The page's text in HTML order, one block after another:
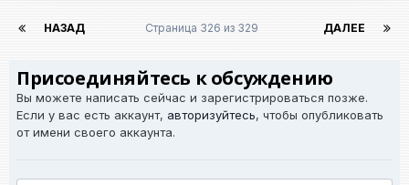
НАЗАД ДАЛЕЕ
Страница 326 из 329
Присоединяйтесь к обсуждению
Вы можете написать сейчас и зарегистрироваться позже.
Если у вас есть аккаунт, авторизуйтесь, чтобы опубликовать
от имени своего аккаунта.